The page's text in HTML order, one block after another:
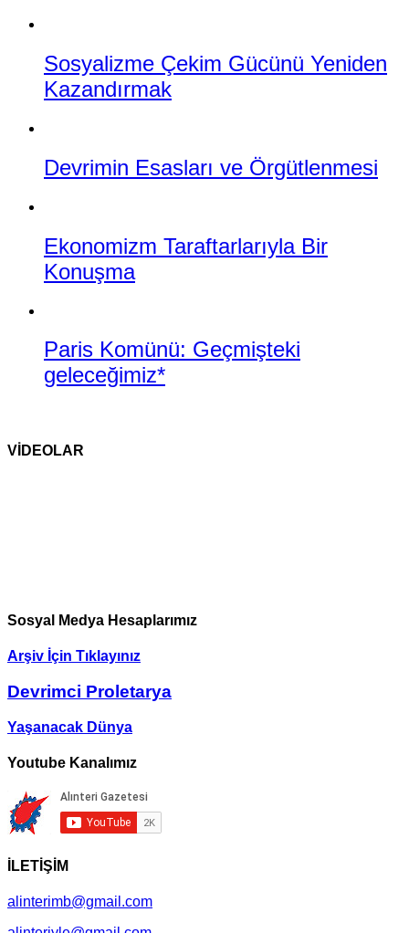
Sosyalizme Çekim Gücünü Yeniden
Kazandırmak
Devrimin Esasları ve Örgütlenmesi
Ekonomizm Taraftarlarıyla Bir
Konuşma
Paris Komünü: Geçmişteki
geleceğimiz*
VİDEOLAR
Sosyal Medya Hesaplarımız
Arşiv İçin Tıklayınız
Devrimci Proletarya
Yaşanacak Dünya
Youtube Kanalımız
İLETİŞİM
alinterimb@gmail.com